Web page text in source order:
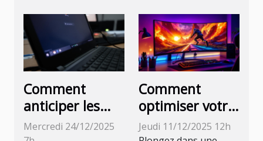
Comment
anticiper les
pannes de votre
Mercredi 24/12/2025
Comment
optimiser votre
expérience de
Jeudi 11/12/2025 12h